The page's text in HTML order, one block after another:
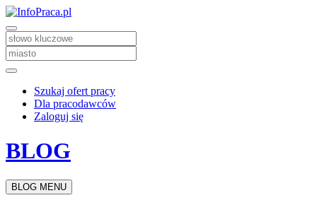
Szukaj ofert pracy
Dla pracodawców
Zaloguj się
BLOG
BLOG MENU